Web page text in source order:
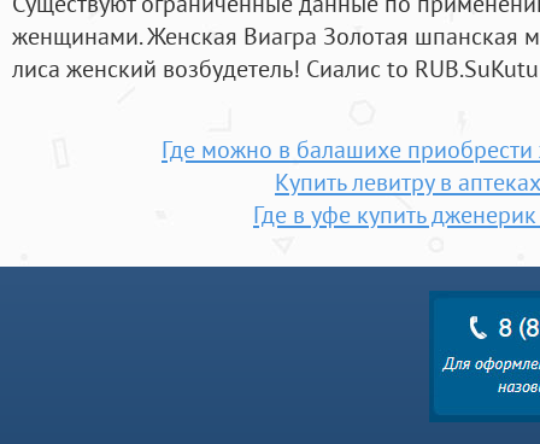
женщинами. Женская Виагра Золотая шпанская
лиса женский возбудетель! Сиалис to
Где можно в балашихе приобрести
Купить левитру в
Где в уфе купить